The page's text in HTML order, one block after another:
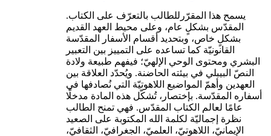
.يسمح هذا المقرّرللطالب بالتعرّف على الكتاب
المقدّس بشكلٍ عام، وعلى محيط العهد القديم
بشكلٍ خاص، وبتحديد أقسام الأسفار المقدّسة
القانونيّة كما تساعده على التمييز بين التعبير
البشري ومحتوى الوحي الإلهيّ؛ فيفهم طبيعة ولادة
النصّ البيبلي في بيئته الحاضنة. ويُحدّد العلاقة بين
العهدين وأهمّ المواضيع اللاهوتيّة التي نُصادفها في
أسفاره المقدّسة. بإختصار، تُشكّل هذه المادة مدخلًا
عامًا لعالم الكتاب المقدّس. فهي تمنح الطالب
نظرة إجماليّة لكلمة الله المكتوبة على الصعيد
الإيمانيّ، اللاهوتيّ، العلميّ، الجغرافيّ، الثقافيّ،